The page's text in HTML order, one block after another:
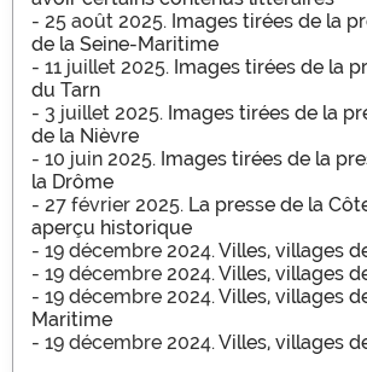
- 25 août 2025. Images tirées de la
de la Seine-Maritime
- 11 juillet 2025. Images tirées de la
du Tarn
- 3 juillet 2025. Images tirées de la
de la Nièvre
- 10 juin 2025. Images tirées de la
la Drôme
- 27 février 2025. La presse de la
aperçu historique
- 19 décembre 2024.Villes, villages
- 19 décembre 2024.Villes, villages
- 19 décembre 2024.Villes, villages
Maritime
- 19 décembre 2024.Villes, villages